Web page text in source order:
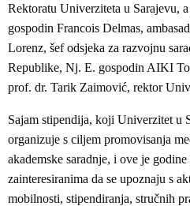
Rektoratu Univerziteta u Sarajevu,
gospodin Francois Delmas,
Lorenz, šef odsjeka za razvojnu
Republike, Nj. E. gospodin AIKI
prof. dr. Tarik Zaimović, rektor
Sajam stipendija, koji Univerzitet u
organizuje s ciljem promovisanja
akademske saradnje, i ove je
zainteresiranima da se upoznaju s
mobilnosti, stipendiranja, stručnih